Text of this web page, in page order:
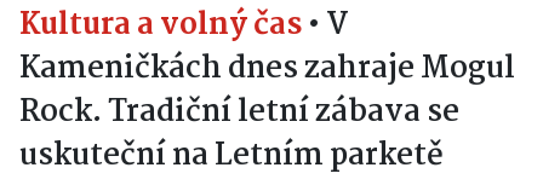
Kultura a volný čas• V
Kameničkách dnes zahraje Mogul
Rock. Tradiční letní zábava se
uskuteční na Letním parketě